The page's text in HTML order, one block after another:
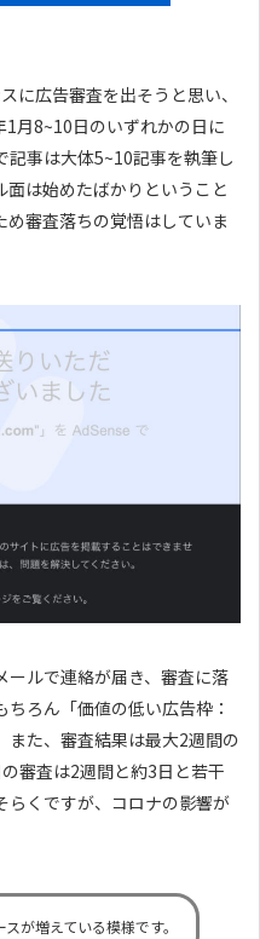
に広告審査を出そうと思い、
月8~10日のいずれかの日に
記事は大体5~10記事を執筆し
は始めたばかりということ
審査落ちの覚悟はしていま
ルで連絡が届き、審査に落
ろん「価値の低い広告枠：
また、審査結果は最大2週間の
審査は2週間と約3日と若干
らくですが、コロナの影響が
が増えている模様です。